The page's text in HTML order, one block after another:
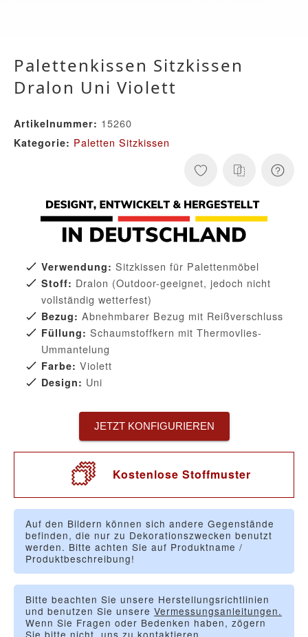
Palettenkissen Sitzkissen
Dralon Uni Violett
Artikelnummer: 15260
Kategorie: Paletten Sitzkissen
Verwendung: Sitzkissen für Palettenmöbel
Stoff: Dralon (Outdoor-geeignet, jedoch nicht
vollständig wetterfest)
Bezug: Abnehmbarer Bezug mit Reißverschluss
Füllung: Schaumstoffkern mit Thermovlies-
Ummantelung
Farbe: Violett
Design: Uni
JETZT KONFIGURIEREN
Kostenlose Stoffmuster
Auf den Bildern können sich andere Gegenstände
befinden, die nur zu Dekorationszwecken benutzt
werden. Bitte achten Sie auf Produktname /
Produktbeschreibung!
Bitte beachten Sie unsere Herstellungsrichtlinien
und benutzen Sie unsere Vermessungsanleitungen.
Wenn Sie Fragen oder Bedenken haben, zögern
Sie bitte nicht, uns zu kontaktieren.